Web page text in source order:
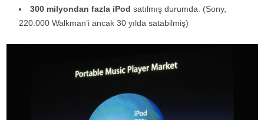
300 milyondan fazla iPod satılmış durumda. (Sony,
220.000 Walkman’i ancak 30 yılda satabilmiş)